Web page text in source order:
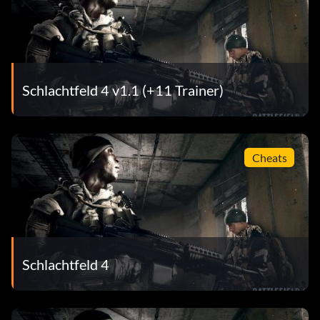
Methodische Suche
Belohnung: 20 Punkte
Zielsetzung: Finde 15 Sammlerstücke in der Kampagne
Belohnung: 20 Punkte
Zielsetzung: Finde 12 Sammlerstücke in der Kampagne
Kein Stein wird auf dem anderen gelassen
Belohnung: 20 Punkte
Zielsetzung: Finde 18 Sammlerstücke in der Kampagne
Schlachtfeld 4 v1.1 (+11 Trainer)
Cheats
Schlachtfeld 4